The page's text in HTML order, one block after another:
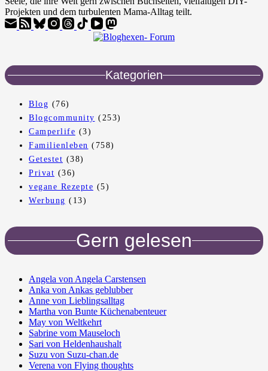
Projekten und dem turbulenten Mama-Alltag teilt.
Kategorien
Blog (76)
Blogcommunity (253)
Camperlife (3)
Familienleben (758)
Getestet (38)
Privat (36)
vegane Rezepte (5)
Werbung (13)
Gern gelesen
Angela von Angela Carstensen
Anka von Ankas geblubber
Anne von Lieblingsalltag
Martha von Bunte Küchenabenteuer
May von Weltkehrt
Sabrine vom Mauseloch
Sari von Heldenhaushalt
Suzu von Suzu-chan.de
Verena von Flying thoughts